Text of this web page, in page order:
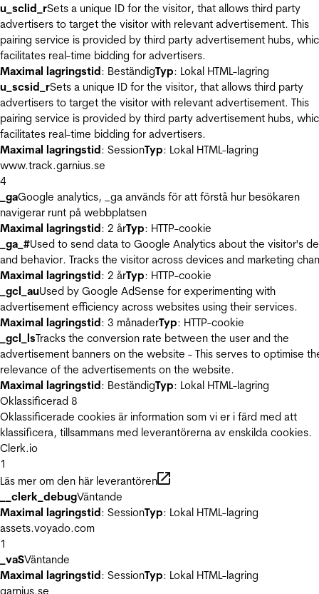
u_sclid_rSets a unique ID for the visitor, that allows third party
advertisers to target the visitor with relevant advertisement. This
pairing service is provided by third party advertisement hubs,
facilitates real-time bidding for advertisers.
Maximal lagringstid: BeständigTyp: Lokal HTML-lagring
u_scsid_rSets a unique ID for the visitor, that allows third party
advertisers to target the visitor with relevant advertisement. This
pairing service is provided by third party advertisement hubs,
facilitates real-time bidding for advertisers.
Maximal lagringstid: SessionTyp: Lokal HTML-lagring
www.track.garnius.se
4
_gaGoogle analytics, _ga används för att förstå hur besökaren
navigerar runt på webbplatsen
Maximal lagringstid: 2 årTyp: HTTP-cookie
_ga_#Used to send data to Google Analytics about the visitor's
and behavior. Tracks the visitor across devices and marketing
Maximal lagringstid: 2 årTyp: HTTP-cookie
_gcl_auUsed by Google AdSense for experimenting with
advertisement efficiency across websites using their services.
Maximal lagringstid: 3 månaderTyp: HTTP-cookie
_gcl_lsTracks the conversion rate between the user and the
advertisement banners on the website - This serves to optimise
relevance of the advertisements on the website.
Maximal lagringstid: BeständigTyp: Lokal HTML-lagring
Oklassificerad 8
Oklassificerade cookies är information som vi er i färd med att
klassificera, tillsammans med leverantörerna av enskilda cookies.
Clerk.io
1
Läs mer om den här leverantören
__clerk_debugVäntande
Maximal lagringstid: SessionTyp: Lokal HTML-lagring
assets.voyado.com
1
_vaSVäntande
Maximal lagringstid: SessionTyp: Lokal HTML-lagring
garnius.se